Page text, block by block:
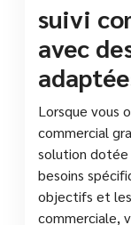
suivi
avec
Lorsque vous
commercial
solution dotée
besoins
objectifs et
commerciale,